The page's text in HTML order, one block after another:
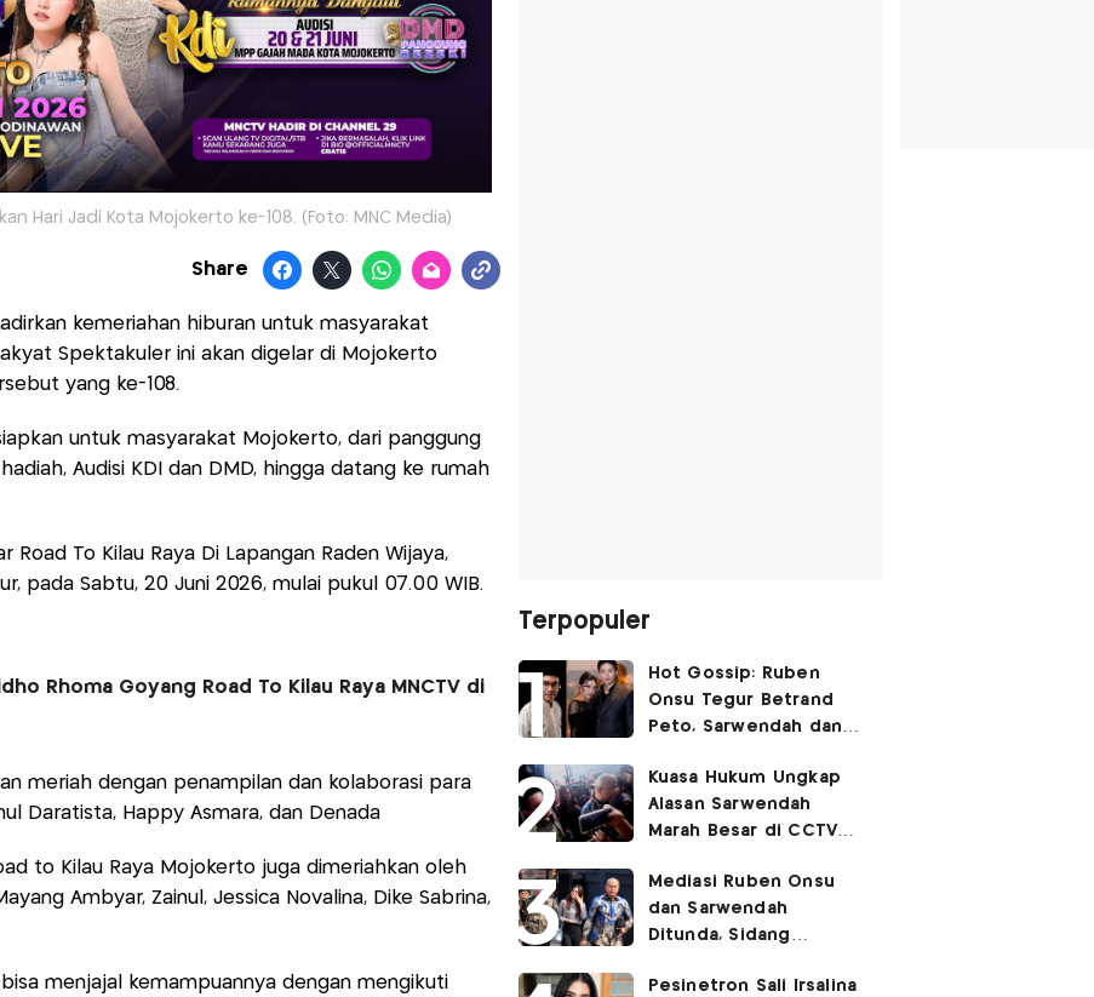
Hari Jadi Kota Mojokerto ke-108. (Foto: MNC Media)
Share
kemeriahan hiburan untuk masyarakat
Spektakuler ini akan digelar di Mojokerto
yang ke-108.
untuk masyarakat Mojokerto, dari panggung
Audisi KDI dan DMD, hingga datang ke rumah
Road To Kilau Raya Di Lapangan Raden Wijaya,
pada Sabtu, 20 Juni 2026, mulai pukul 07.00 WIB.
Rhoma Goyang Road To Kilau Raya MNCTV di
meriah dengan penampilan dan kolaborasi para
Daratista, Happy Asmara, dan Denada
to Kilau Raya Mojokerto juga dimeriahkan oleh
Ambyar, Zainul, Jessica Novalina, Dike Sabrina,
menjajal kemampuannya dengan mengikuti
Terpopuler
Hot Gossip: Ruben
Onsu Tegur Betrand
Peto, Sarwendah dan
Kemesraan
Kuasa Hukum Ungkap
Alasan Sarwendah
Marah Besar di CCTV
Kecewa Mendalam
Mediasi Ruben Onsu
dan Sarwendah
Ditunda, Sidang
Pesinetron Sali Irsalina